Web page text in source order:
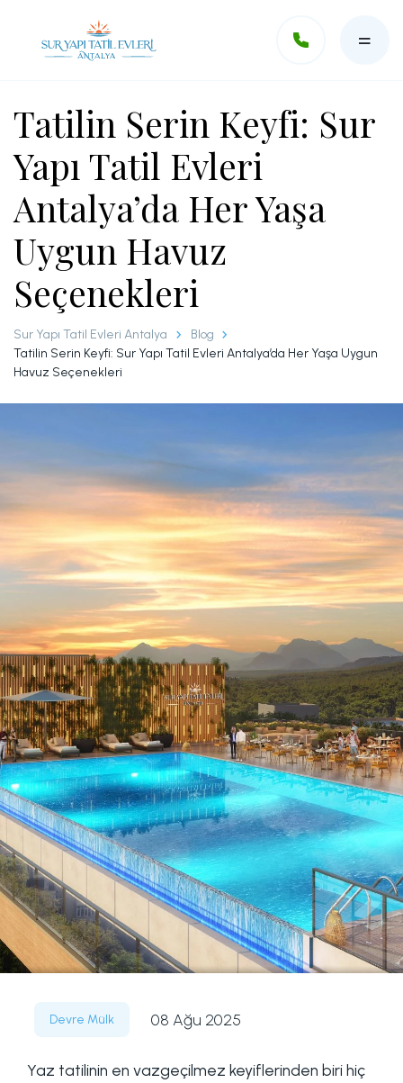
Ara
Devre Mülk Havuz ve Plaj
Tatilin Serin Keyfi: Sur
Yapı Tatil Evleri
Antalya’da Her Yaşa
Uygun Havuz
Seçenekleri
Sur Yapı Tatil Evleri Antalya
Blog
Tatilin Serin Keyfi: Sur Yapı Tatil Evleri Antalya’da Her Yaşa Uygun
Havuz Seçenekleri
Devre Mülk 08 Ağu 2025
Yaz tatilinin en vazgeçilmez keyiflerinden biri hiç